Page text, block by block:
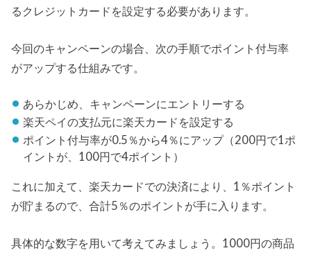
るクレジットカードを設定する必要があります。
今回のキャンペーンの場合、次の手順でポイント付与率
がアップする仕組みです。
あらかじめ、キャンペーンにエントリーする
楽天ペイの支払元に楽天カードを設定する
ポイント付与率が0.5％から4％にアップ（200円で1ポ
イントが、100円で4ポイント）
これに加えて、楽天カードでの決済により、1％ポイント
が貯まるので、合計5％のポイントが手に入ります。
具体的な数字を用いて考えてみましょう。1000円の商品